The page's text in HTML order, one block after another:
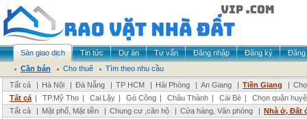
Sàn giao dịch Tin tức Dự án Tư vấn Đăng nhập Đăng ký
Đăng
Cần bán
Cho thuê
Tìm theo nhu cầu
Tất cả
| Hà Nội | Đà Nẵng | TP HCM | Hải Phòng | An Giang | Tiền Giang |
Tất cả | TP.Mỹ Tho | Cai Lậy | Gò Công | Châu Thành | Cái Bè |
Chọn quận
Tất cả
| Mặt phố, Mặt tiền | Chung cư ,căn hộ | Cửa hàng, Văn phòng | Nhà ở, Đất